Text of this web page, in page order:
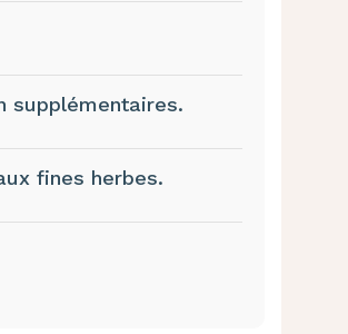
supplémentaires.
fines herbes.